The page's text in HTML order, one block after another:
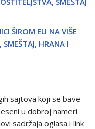
ŠIROM EU NA VIŠE
HRANA I
sajtova koji se bave
u dobroj nameri.
sadržaja oglasa i link